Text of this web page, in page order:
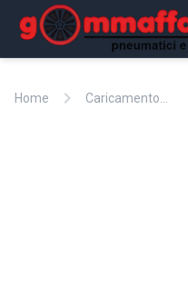
Home chevron_right Caricamento...